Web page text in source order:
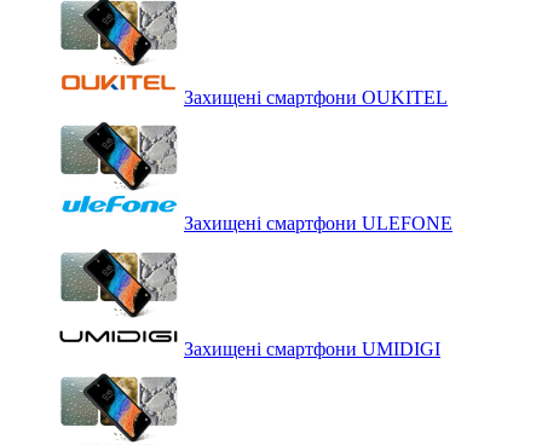
Захищені смартфони OUKITEL
Захищені смартфони ULEFONE
Захищені смартфони UMIDIGI